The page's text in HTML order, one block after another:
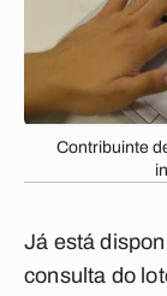
Contribuinte
Já está
consulta do